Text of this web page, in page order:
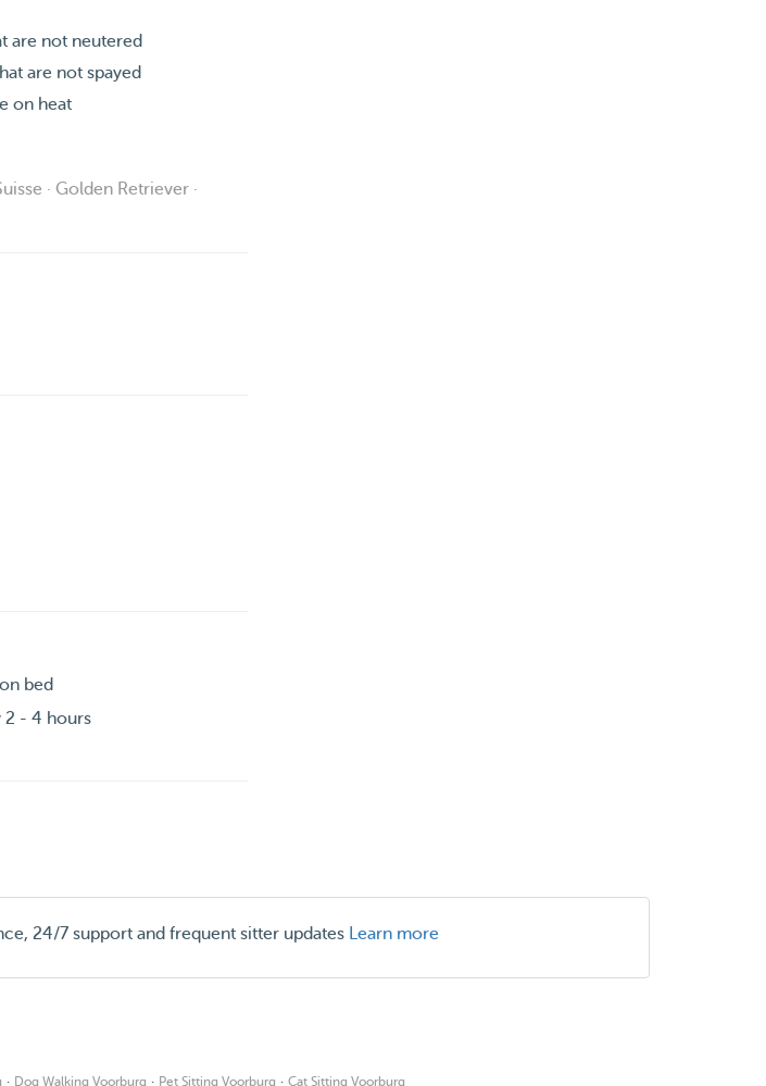
are not neutered
are not spayed
on heat
· Golden Retriever ·
bed
2 - 4 hours
24/7 support and frequent sitter updates Learn more
· Dog Walking Voorburg · Pet Sitting Voorburg · Cat Sitting Voorburg